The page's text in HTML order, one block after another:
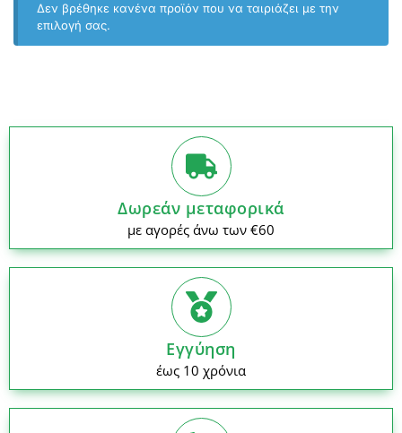
Δεν βρέθηκε κανένα προϊόν που να ταιριάζει με την
επιλογή σας.
Δωρεάν μεταφορικά
με αγορές άνω των €60
Εγγύηση
έως 10 χρόνια